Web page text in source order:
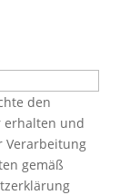
den
erhalten und
Verarbeitung
gemäß